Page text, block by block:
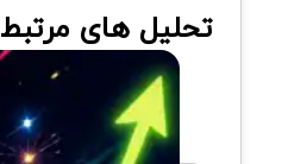
تحلیل های مرتبط